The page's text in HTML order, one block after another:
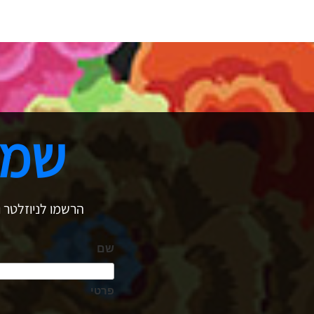
הרשמו
שם
פרטי